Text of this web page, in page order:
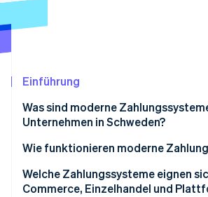
Betrugsprävention
Atlas
Online-Identitätsprüfung
Stripe-Sessions
Einführung
Was sind moderne
Unternehmen in Schweden?
Wie funktionieren moderne
1. Die Kundin/der Kunde leitet die
Welche Zahlungssysteme eignen
Commerce, Einzelhandel und